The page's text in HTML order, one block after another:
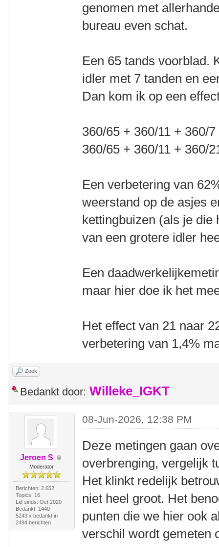
genomen met
bureau even schat.
Een 65 tands voorblad.
idler met 7 tanden en
Dan kom ik op een
360/65 + 360/11 + 360/
360/65 + 360/11 + 360/
Een verbetering van
weerstand op de asjes
kettingbuizen (als je die
van een grotere idler
Een
maar hier doe ik het
Het effect van 21 naar
verbetering van 1,4%
Zoek
Bedankt door: Willeke_IGKT
Jeroen S
Moderator
Berichten: 2.652
Topics: 16
Lid sinds: Oct 2020
Bedankt: 1440
5243 x bedankt in
2494 berichten
08-Jun-2026, 12:38 PM
Deze metingen gaan
overbrenging, vergelijk
Het klinkt redelijk
niet heel groot. Het
punten die we hier ook
verschil wordt gemeten